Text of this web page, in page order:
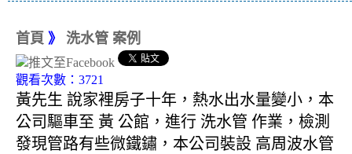
首頁 》 洗水管 案例
觀看次數：3721
黃先生 說家裡房子十年，熱水出水量變小，本
公司驅車至 黃 公館，進行 洗水管 作業，檢測
發現管路有些微鐵鏽，本公司裝設 高周波水管